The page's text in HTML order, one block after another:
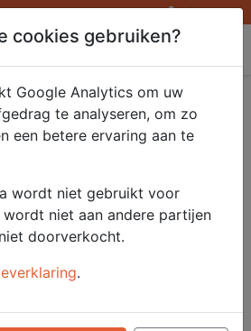
Inloggen
naturel
gr.
Artikelnummer
51706
Categorie
Tapenades
cookies gebruiken?
Google Analytics om uw
te analyseren, om zo
een betere ervaring aan te
wordt niet gebruikt voor
wordt niet aan andere partijen
doorverkocht.
.